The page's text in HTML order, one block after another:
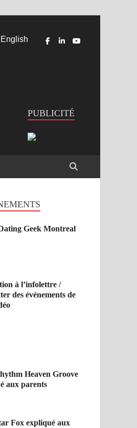
English
PUBLICITÉ
Geek Montreal
à l’infolettre /
des événements de
Heaven Groove
aux parents
Fox expliqué aux